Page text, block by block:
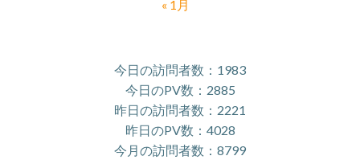
« 1月
今日の訪問者数：1983
今日のPV数：2885
昨日の訪問者数：2221
昨日のPV数：4028
今月の訪問者数：8799